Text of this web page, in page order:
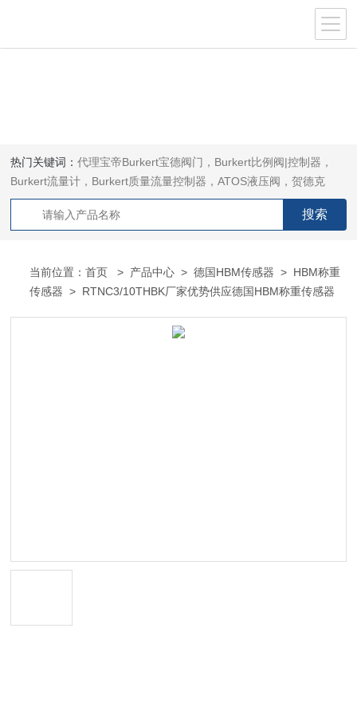
热门关键词：代理宝帝Burkert宝德阀门，Burkert比例阀|控制器，
Burkert流量计，Burkert质量流量控制器，ATOS液压阀，贺德克
HYDAC传感器，ASCO电磁阀，ASCO阀门，REXROTH力士乐阀
泵，安沃驰Aventics电磁阀|气缸，Samson萨姆森定位器
当前位置：首页 > 产品中心 >德国HBM传感器 > HBM称重
传感器 > RTNC3/10THBK厂家优势供应德国HBM称重传感器